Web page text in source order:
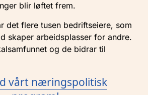
blir løftet frem.
det flere tusen bedriftseiere, som
skaper arbeidsplasser for andre.
og de bidrar til
vårt næringspolitisk